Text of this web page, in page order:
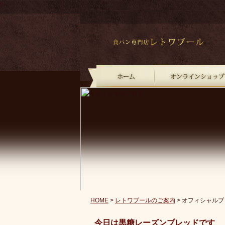
HOME > レトワブールのご案内 > オフィシャル
今日は黒糖レーズンブレッドです